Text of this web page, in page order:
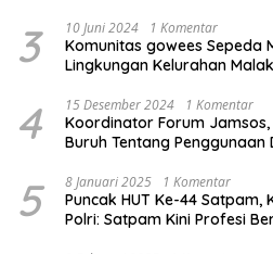
3 10 Juni 2024 1 Komentar
Komunitas gowees Sepeda
Lingkungan Kelurahan
4 15 Desember 2024 1 Komentar
Koordinator Forum
Buruh Tentang Penggunaan
5 8 Januari 2025 1 Komentar
Puncak HUT Ke-44
Polri: Satpam Kini Profesi